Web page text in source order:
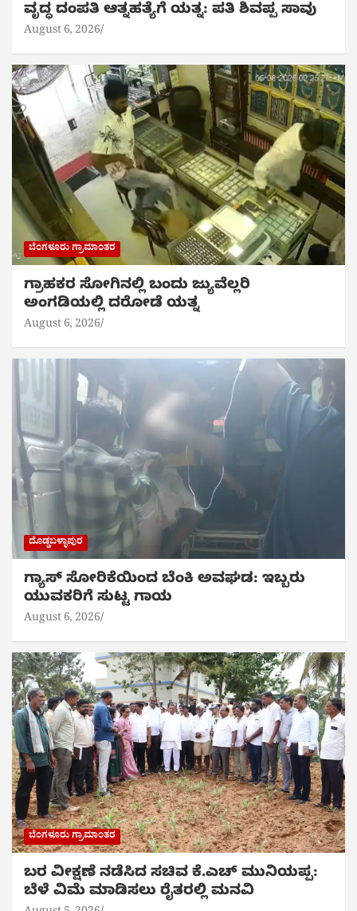
ವೃದ್ಧ ದಂಪತಿ ಆತ್ನಹತ್ಯೆಗೆ ಯತ್ನ: ಪತಿ ಶಿವಪ್ಪ ಸಾವು
August 6, 2026
ಬೆಂಗಳೂರು ಗ್ರಾಮಾಂತರ
ಗ್ರಾಹಕರ ಸೋಗಿನಲ್ಲಿ ಬಂದು ಜ್ಯುವೆಲ್ಲರಿ
ಅಂಗಡಿಯಲ್ಲಿ ದರೋಡೆ ಯತ್ನ
August 6, 2026
ದೊಡ್ಡಬಳ್ಳಾಪುರ
ಗ್ಯಾಸ್ ಸೋರಿಕೆಯಿಂದ ಬೆಂಕಿ ಅವಘಡ: ಇಬ್ಬರು
ಯುವಕರಿಗೆ ಸುಟ್ಟ ಗಾಯ
August 6, 2026
ಬೆಂಗಳೂರು ಗ್ರಾಮಾಂತರ
ಬರ ವೀಕ್ಷಣೆ ನಡೆಸಿದ ಸಚಿವ ಕೆ.ಎಚ್ ಮುನಿಯಪ್ಪ:
ಬೆಳೆ ವಿಮೆ ಮಾಡಿಸಲು ರೈತರಲ್ಲಿ ಮನವಿ